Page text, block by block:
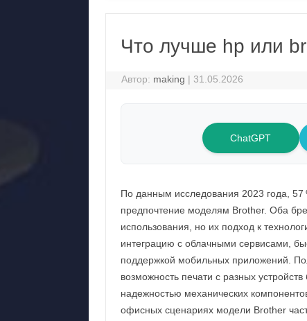
Что лучше hp или
Автор: making | 31.05.2026
ChatGPT
По данным исследования 2023 года, 57
предпочтение моделям Brother. Оба
использования, но их подход к
интеграцию с облачными сервисами,
поддержкой мобильных приложений.
возможность печати с разных
надежностью механических
офисных сценариях модели Brother